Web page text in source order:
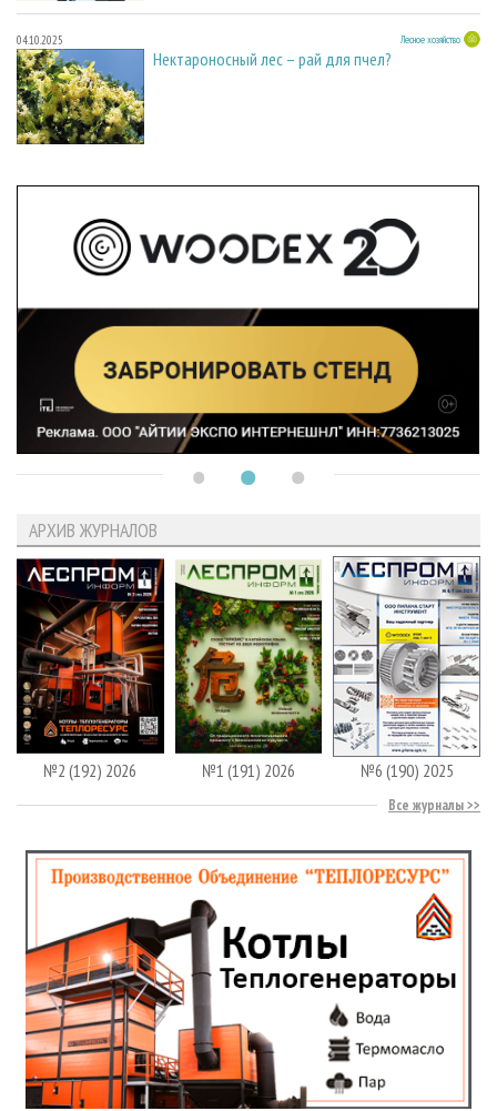
04.10.2025 Лесное хозяйство
Нектароносный лес – рай для пчел?
АРХИВ ЖУРНАЛОВ
№2 (192) 2026 №1 (191) 2026 №6 (190) 2025
Все журналы